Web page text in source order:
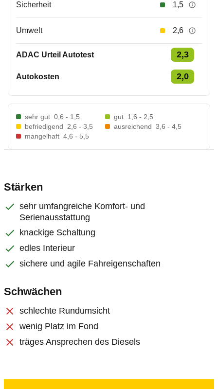
Sicherheit 1,5
Umwelt 2,6
ADAC Urteil Autotest 2,3
Autokosten 2,0
sehr gut 0,6 - 1,5 gut 1,6 - 2,5
befriedigend
2,6 - 3,5 ausreichend 3,6 - 4,5
mangelhaft 4,6 - 5,5
Stärken
sehr umfangreiche Komfort- und
Serienausstattung
knackige Schaltung
edles Interieur
sichere und agile Fahreigenschaften
Schwächen
schlechte Rundumsicht
wenig Platz im Fond
träges Ansprechen des Diesels